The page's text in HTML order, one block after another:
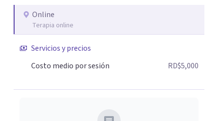
Online
Terapia online
Servicios y precios
Costo medio por sesión
RD$5,000